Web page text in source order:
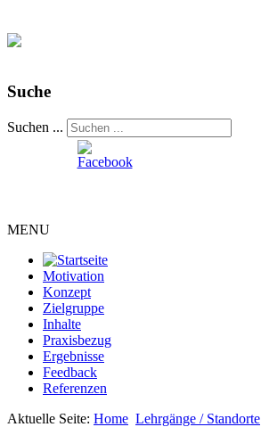
Suche
Suchen ...
MENU
Motivation
Konzept
Zielgruppe
Inhalte
Praxisbezug
Ergebnisse
Feedback
Referenzen
Aktuelle Seite: Home Lehrgänge / Standorte